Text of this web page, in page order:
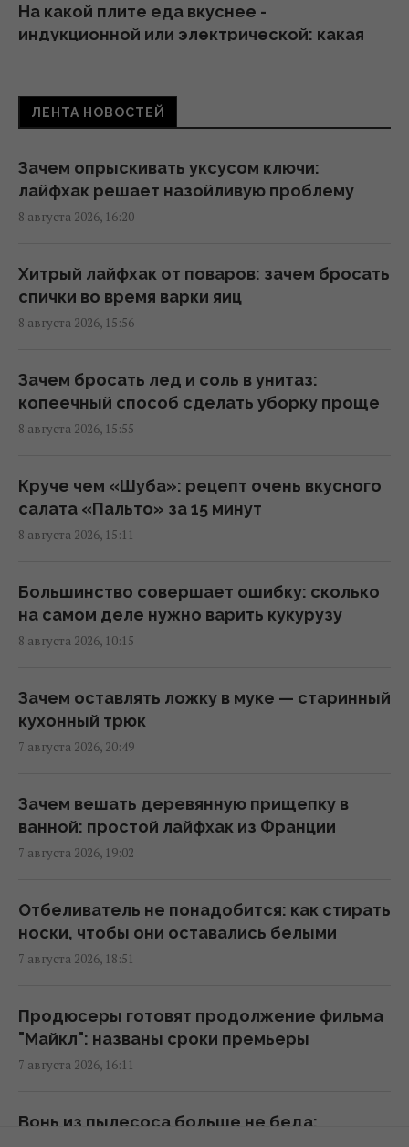
На какой плите еда вкуснее -
индукционной или электрической: какая
мышление у человека
13:57 суббота, 08 августа 2026
по дому: ветеринары объяснили такое
странное поведение
13:53 суббота, 08 августа 2026
Зачем опрыскивать входную дверь
уксусом: ответ опытных хозяек
13:00 суббота, 08 августа 2026
Всего 6 штук в день: ученые назвали
сухофрукт, который может удивить своей
пользой
Ротару не смирилась с пенсией в 6 тысяч
гривень и пошла в суд
Зачем опытные хозяйки кладут фольгу в
холодильник: простой домашний лайфхак
Школа, церковь, бар и 44 дома: пара из
США купила целую деревню в Испании за
Кто должен оплачивать семейный отпуск:
Для чего нужна каждая сторона терки: о
ЛЕНТА НОВОСТЕЙ
Зачем опрыскивать уксусом ключи:
лайфхак решает назойливую проблему
8 августа 2026, 16:20
Хитрый лайфхак от поваров: зачем бросать
спички во время варки яиц
8 августа 2026, 15:56
Зачем бросать лед и соль в унитаз:
копеечный способ сделать уборку проще
8 августа 2026, 15:55
Круче чем «Шуба»: рецепт очень вкусного
салата «Пальто» за 15 минут
8 августа 2026, 15:11
Большинство совершает ошибку: сколько
на самом деле нужно варить кукурузу
8 августа 2026, 10:15
Зачем оставлять ложку в муке — старинный
кухонный трюк
7 августа 2026, 20:49
Зачем вешать деревянную прищепку в
ванной: простой лайфхак из Франции
7 августа 2026, 19:02
Отбеливатель не понадобится: как стирать
носки, чтобы они оставались белыми
7 августа 2026, 18:51
Продюсеры готовят продолжение фильма
"Майкл": названы сроки премьеры
7 августа 2026, 16:11
Вонь из пылесоса больше не беда: